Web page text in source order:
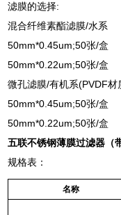
滤膜的选择:
混合纤维素酯滤膜/水系
50mm*0.45um;50张/盒
50mm*0.22um;50张/盒
微孔滤膜/有机系(PVDF材
50mm*0.45um;50张/盒
50mm*0.22um;50张/盒
五联不锈钢薄膜过滤器（
规格表：
名称